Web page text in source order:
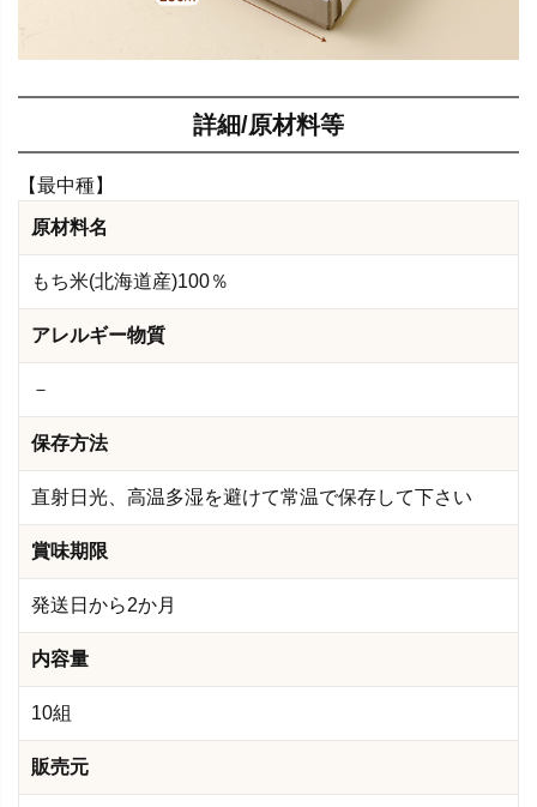
詳細/原材料等
【最中種】
原材料名
もち米(北海道産)100％
アレルギー物質
－
保存方法
直射日光、高温多湿を避けて常温で保存して下さい
賞味期限
発送日から2か月
内容量
10組
販売元